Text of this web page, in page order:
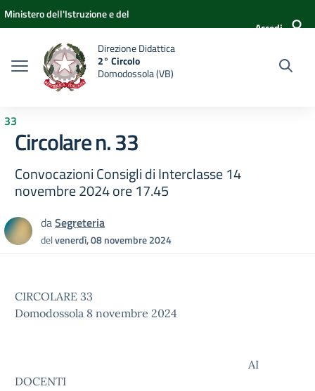
Vai ai contenuti
Vai al menu di navigazione
Vai al footer
Ministero dell'Istruzione e del
Accedi
Direzione Didattica
2° Circolo
Domodossola (VB)
33
Circolare n. 33
Convocazioni Consigli di Interclasse 14
novembre 2024 ore 17.45
daSegreteria
delvenerdì, 08 novembre 2024
CIRCOLARE 33
Domodossola 8 novembre 2024
AI
DOCENTI